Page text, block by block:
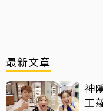
最新文章
神
工